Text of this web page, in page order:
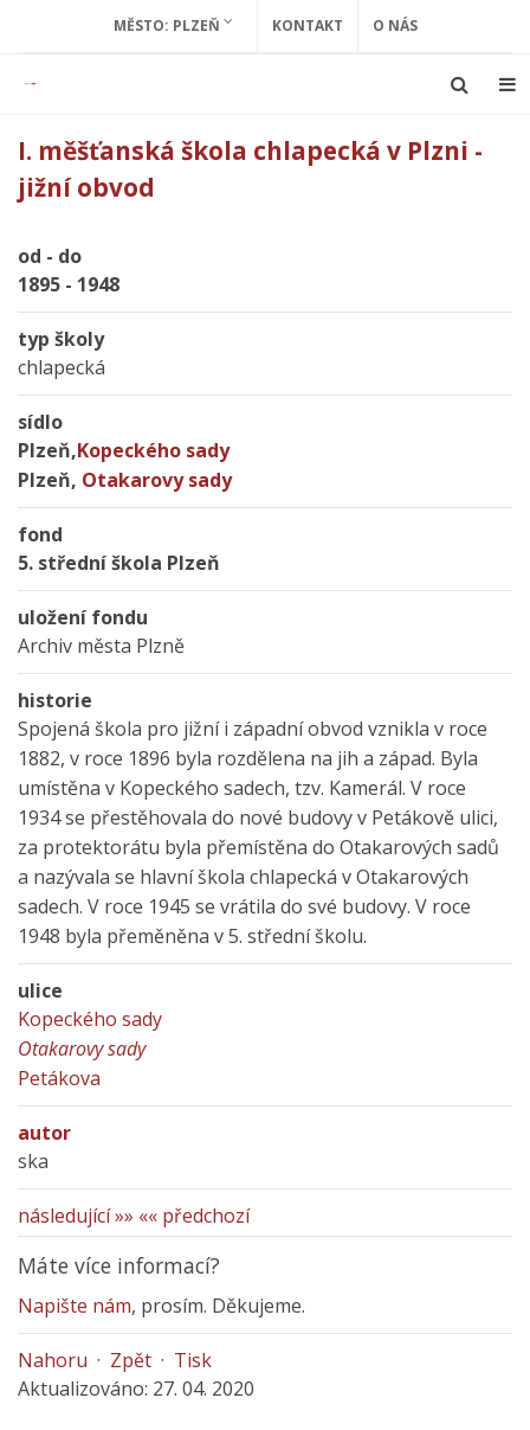
MĚSTO: PLZEŇ KONTAKT O NÁS
I. měšťanská škola chlapecká v Plzni -
jižní obvod
od - do
1895 - 1948
typ školy
chlapecká
sídlo
Plzeň,Kopeckého sady
Plzeň, Otakarovy sady
fond
5. střední škola Plzeň
uložení fondu
Archiv města Plzně
historie
Spojená škola pro jižní i západní obvod vznikla v roce
1882, v roce 1896 byla rozdělena na jih a západ. Byla
umístěna v Kopeckého sadech, tzv. Kamerál. V roce
1934 se přestěhovala do nové budovy v Petákově ulici,
za protektorátu byla přemístěna do Otakarových sadů
a nazývala se hlavní škola chlapecká v Otakarových
sadech. V roce 1945 se vrátila do své budovy. V roce
1948 byla přeměněna v 5. střední školu.
ulice
Kopeckého sady
Otakarovy sady
Petákova
autor
ska
následující »» «« předchozí
Máte více informací?
Napište nám, prosím. Děkujeme.
Nahoru · Zpět · Tisk
Aktualizováno: 27. 04. 2020